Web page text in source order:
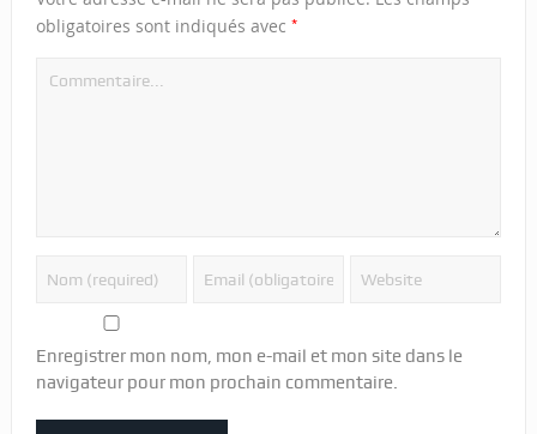
obligatoires sont indiqués avec *
Enregistrer mon nom, mon e-mail et mon site dans le
navigateur pour mon prochain commentaire.